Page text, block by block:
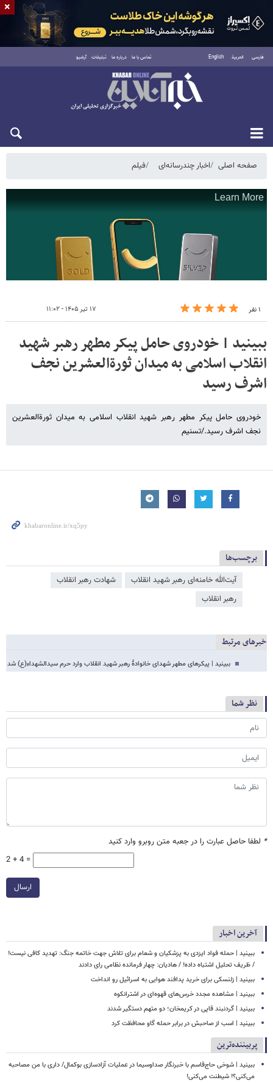
فارسی العربية English تماس با ما درباره ما تبلیغات آرشیو
شنبه ۱۷ مرداد ۱۴۰۵
صفحه اصلی اخبار چندرسانه‌ای فیلم
۱ نفر ۱۷ تیر ۱۴۰۵ - ۱۱:۰۲
ببینید | خودروی حامل پیکر مطهر رهبر شهید
انقلاب اسلامی به میدان ثورةالعشرین نجف
اشرف رسید
خودروی حامل پیکر مطهر رهبر شهید انقلاب اسلامی به میدان ثورةالعشرین
نجف اشرف رسید./تسنیم
برچسب‌ها
آیت‌الله خامنه‌ای رهبر شهید انقلاب
شهادت رهبر انقلاب
رهبر انقلاب
خبرهای مرتبط
ببینید | پیکرهای مطهر شهدای خانوادۀ رهبر شهید انقلاب وارد حرم سیدالشهداء(ع) شد
نظر شما
* لطفا حاصل عبارت را در جعبه متن روبرو وارد کنید
2 + 4 =
ارسال
آخرین اخبار
ببینید | حمله فواد ایزدی به پزشکیان و شعام برای تلاش جهت خاتمه جنگ: تهدید کافی نیست!
/ ظریف تحلیل اشتباه داده! / هادیان: چهار فرمانده نظامی رای دادند
ببینید | زلنسکی برای خرید پدافند هوایی به اسرائیل رو انداخت
ببینید | مشاهده مجدد خرس‌های قهوه‌ای در اشترانکوه
ببینید | گردنبند قاپی در کریمخان؛ دو متهم دستگیر شدند
ببینید | اسب از صاحبش در برابر حمله گاو محافظت کرد
پربیننده‌ترین
ببینید | شوخی حاج‌قاسم با خبرنگار صداوسیما در عملیات آزادسازی بوکمال/ داری با من مصاحبه‌
می‌کنی؟! شیطنت می‌کنی!
×